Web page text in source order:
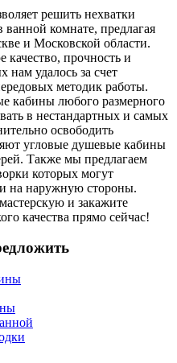
решить нехватки
комнате, предлагая
и Московской области.
прочность и
нам удалось за счет
методик работы.
кабины любого размерного
в нестандартных и самых
освободить
угловые душевые кабины
Также мы предлагаем
которых могут
на наружную стороны.
и закажите
качества прямо сейчас!